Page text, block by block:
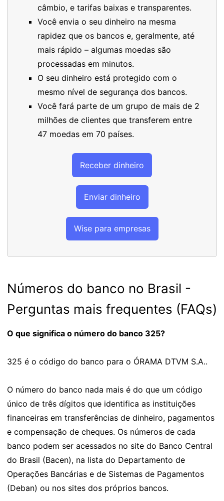
câmbio, e tarifas baixas e transparentes.
Você envia o seu dinheiro na mesma
rapidez que os bancos e, geralmente, até
mais rápido – algumas moedas são
processadas em minutos.
O seu dinheiro está protegido com o
mesmo nível de segurança dos bancos.
Você fará parte de um grupo de mais de 2
milhões de clientes que transferem entre
47 moedas em 70 países.
Receber dinheiro
Enviar dinheiro
Wise para empresas
Números do banco no Brasil -
Perguntas mais frequentes (FAQs)
O que significa o número do banco 325?
325 é o código do banco para o ÓRAMA DTVM S.A..
O número do banco nada mais é do que um código
único de três dígitos que identifica as instituições
financeiras em transferências de dinheiro, pagamentos
e compensação de cheques. Os números de cada
banco podem ser acessados no site do Banco Central
do Brasil (Bacen), na lista do Departamento de
Operações Bancárias e de Sistemas de Pagamentos
(Deban) ou nos sites dos próprios bancos.